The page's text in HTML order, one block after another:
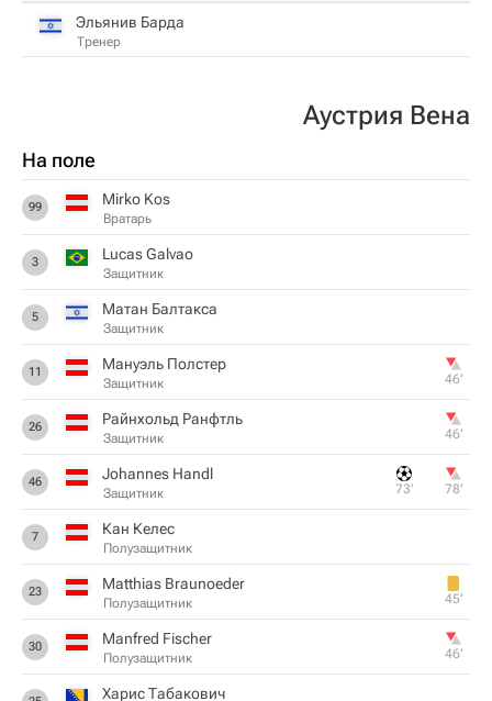
Эльянив Барда
Тренер
Аустрия Вена
На поле
99 Mirko Kos
Вратарь
3 Lucas Galvao
Защитник
5 Матан Балтакса
Защитник
11 Мануэль Полстер
Защитник 46‎’‎
26 Райнхольд Ранфтль
Защитник 46‎’‎
46 Johannes Handl
Защитник 73‎’‎ 78‎’‎
7 Кан Келес
Полузащитник
23 Matthias Braunoeder
Полузащитник 45‎’‎
30 Manfred Fischer
Полузащитник 46‎’‎
Харис Табакович